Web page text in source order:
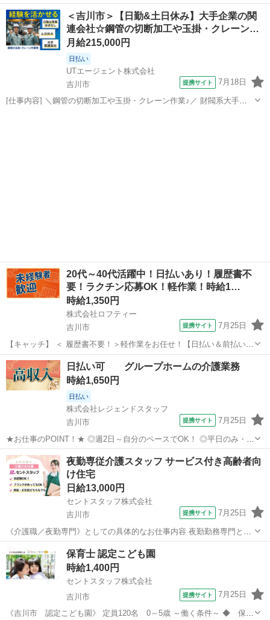
を実現！家庭と仕事の両立を応援します◎ ★☆ 働きやすいメリット多
数 ★☆ ＼＼サービス・職種の魅力／／ 「今私たちに求められている
ことは何だろう」「どんな工...
埼玉 吉川市 吉川美南駅 介護
＜吉川市＞【日勤&土日休み】大手企業の関
連会社☆鋼管の切断加工や玉掛・クレーン…
月給215,000円
日払い
UTエージェント株式会社
吉川市
提携サイト 7月18日
[仕事内容] ＼鋼管の切断加工や玉掛・クレーン作業♪／ 財閥系大手企
20代～40代活躍中！日払いあり！履歴書不
要！ラクチン応募OK！軽作業！時給1…
時給1,350円
株式会社ロフティー
吉川市
提携サイト 7月25日
【キャッチ】 ＜ 履歴書不要！＞軽作業をお任せ！【日払い＆前払いあ
り】高時給1350～1688円！未経験OK！ 【コメント】 ＊未経験からお
仕事にチャレンジしたい方 ＊経験を活かしてさらにスキルアップした
い方 ＊扶養...
埼玉 吉川市 仕分け
日払い可 グループホームの介護業務
時給1,650円
日払い
株式会社レジェンドスタッフ
吉川市
提携サイト 7月25日
★お仕事のPOINT！★ ◎週2日～自分のペースでOK！ ◎平日のみ・曜
日固定OK！ ◎日勤のみ／夜勤のみ選択可！ ◎残業ほぼなし☆ ◎スタ
ッフ体制を強化中 介護業務をお任せします！ ・食事、入浴、排泄など
の日常生活の...
埼玉 吉川市 介護
夜勤専従介護スタッフ サービス付き高齢者向
け住宅
日給13,000円
セントスタッフ株式会社
吉川市
提携サイト 7月25日
《介護職／夜勤専門》としての具体的なお仕事内容 夜勤勤務専門とし
て、昼前～夜までのご利用者様へのサポート(介護業務)をお任せいたし
ます。 【夜勤勤務の業務内容】 ・夕食に関わる業務全般(配膳、下
膳、服薬、食介) ・就寝ケア...
介護
保育士 認定こども園
時給1,400円
セントスタッフ株式会社
吉川市
提携サイト 7月25日
《吉川市 認定こども園》 定員120名 0～5歳 ～働く条件～ ◆ 保育